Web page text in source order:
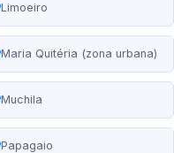
Limoeiro
Maria Quitéria (zona urbana)
Muchila
Papagaio